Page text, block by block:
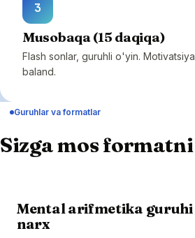
3
Musobaqa (15 daqiqa)
Flash sonlar, guruhli o'yin.
baland.
Guruhlar va formatlar
Sizga mos
Mental arifmetika
narx